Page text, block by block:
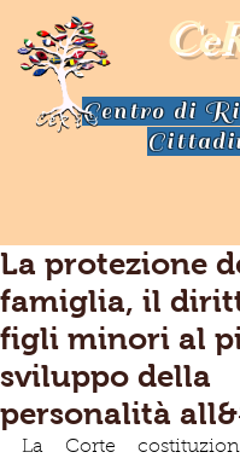
Centro di
La protezione
famiglia, il
figli minori al
sviluppo della
personalità
La Corte